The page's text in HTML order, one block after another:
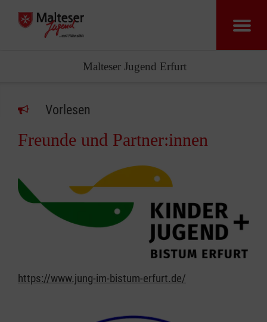
Malteser Jugend Erfurt
Vorlesen
Freunde und Partner:innen
https://www.jung-im-bistum-erfurt.de/